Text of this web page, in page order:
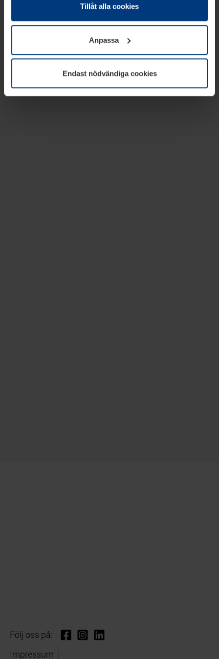
absolut nödvändiga för driften av den här webbplatsen.
godkännande kan du när som helst ändra eller återkalla i
informationen om kakor underDataskyddsförklaring
vår webbplats.
Tillåt alla cookies
Anpassa
Endast nödvändiga cookies
Följ oss på:
Impressum